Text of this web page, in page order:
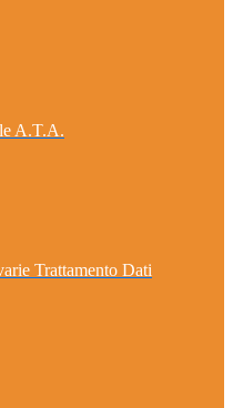
A.T.A.
Trattamento Dati